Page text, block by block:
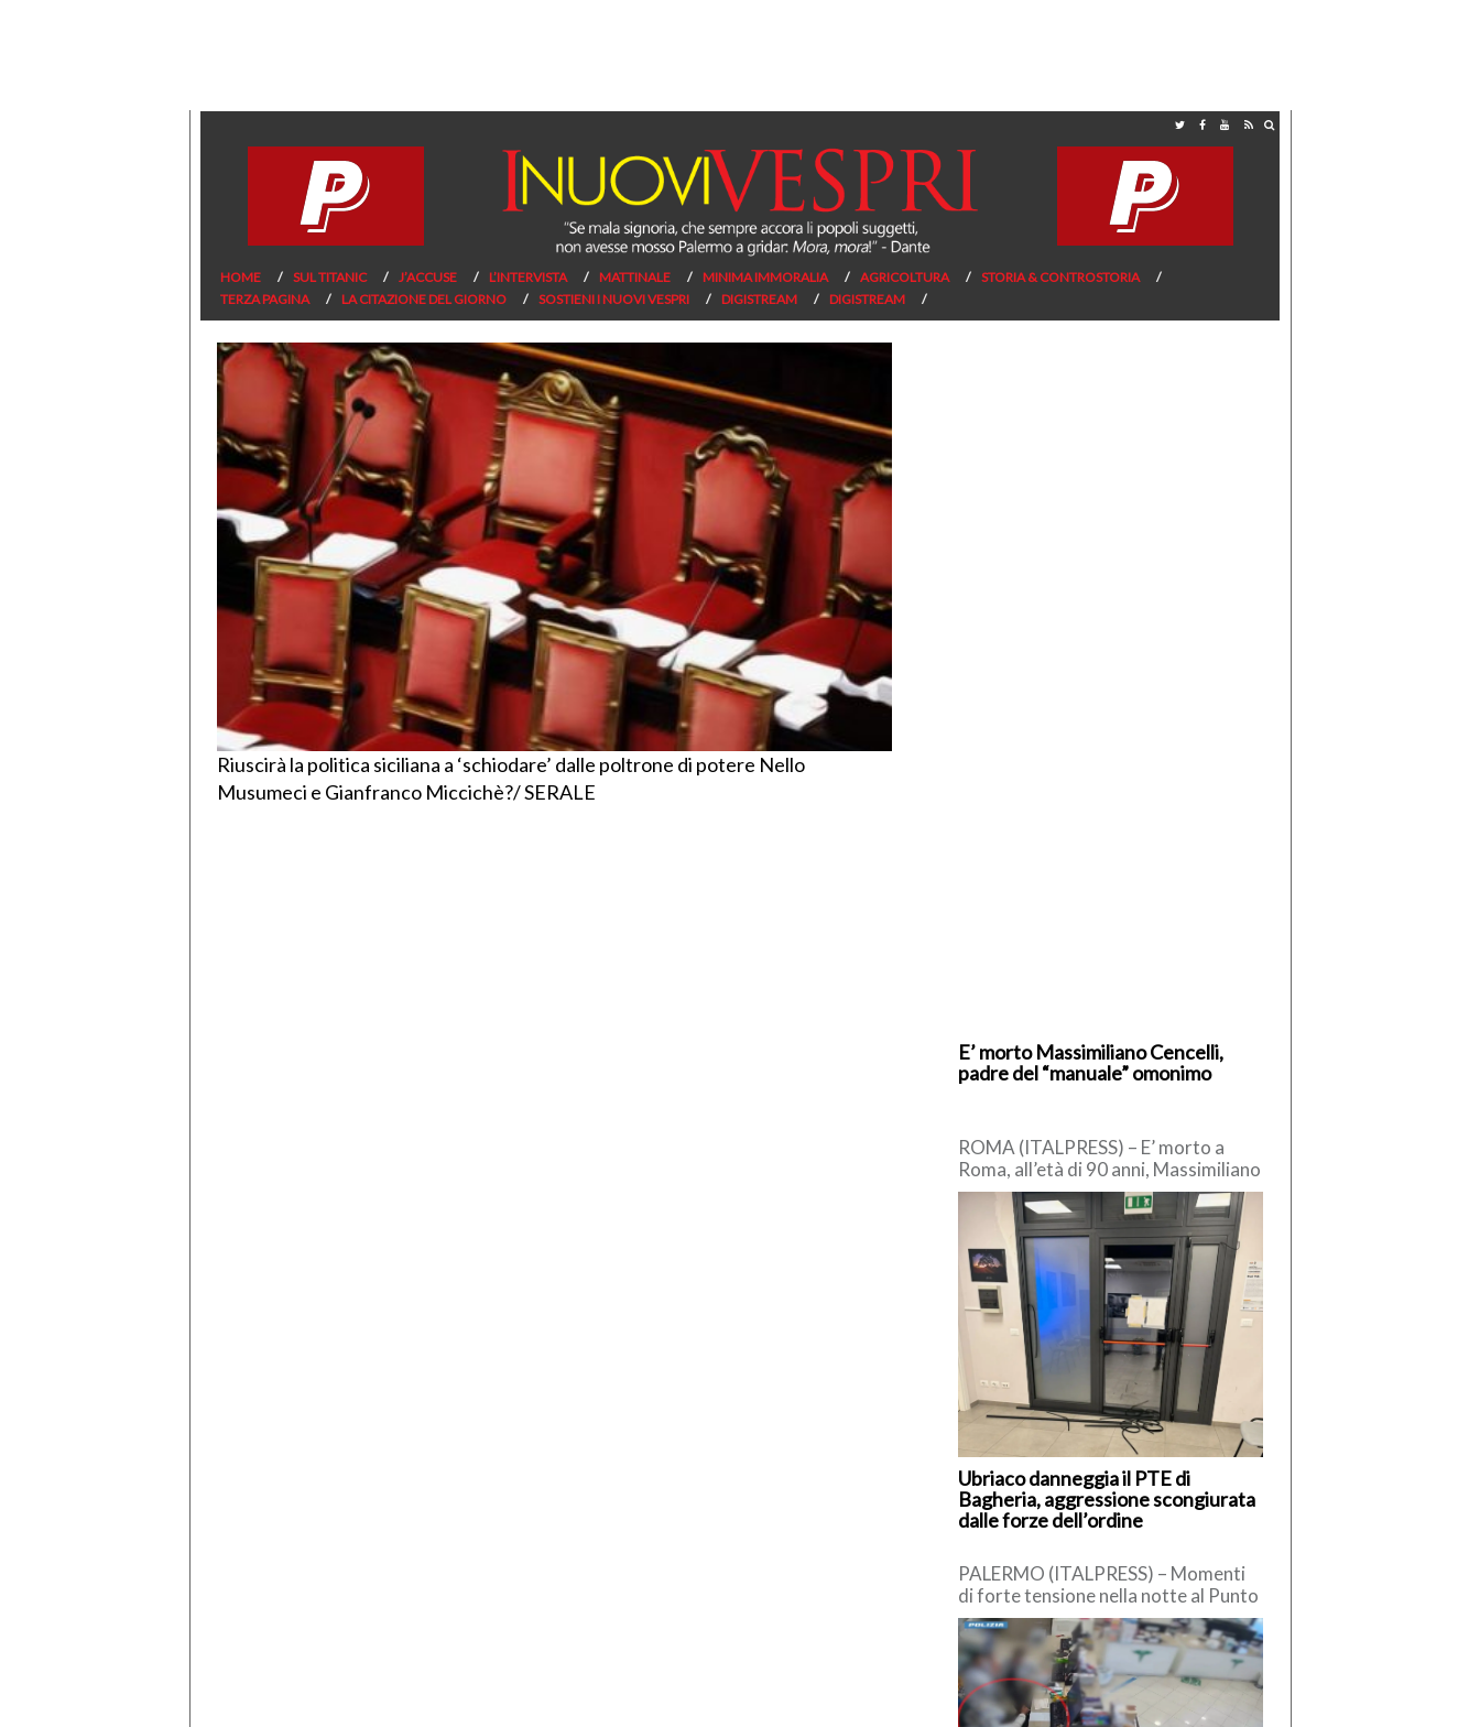
HOME SUL TITANIC J’ACCUSE L’INTERVISTA MATTINALE MINIMA IMMORALIA AGRICOLTURA
STORIA & CONTROSTORIA
TERZA PAGINA
LA CITAZIONE DEL GIORNO SOSTIENI I NUOVI VESPRI DIGISTREAM DIGISTREAM
Riuscirà la politica siciliana a ‘schiodare’ dalle poltrone di potere Nello
Musumeci e Gianfranco Miccichè?/ SERALE
E’ morto Massimiliano Cencelli,
padre del “manuale” omonimo
ROMA (ITALPRESS) – E’ morto a
Roma, all’età di 90 anni, Massimiliano
Cencelli, funzionario della
Democrazia Cristiana degli anni ’60.
Ubriaco danneggia il PTE di
Bagheria, aggressione scongiurata
dalle forze dell’ordine
PALERMO (ITALPRESS) – Momenti
di forte tensione nella notte al Punto
Territoriale di Emergenza (PTE) di
Bagheria, dove un uomo […]